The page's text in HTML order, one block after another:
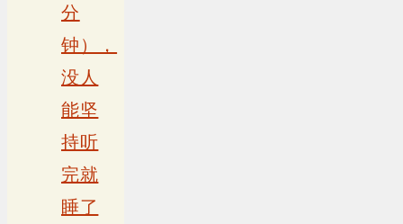
分
钟），
没人
能坚
持听
完就
睡了